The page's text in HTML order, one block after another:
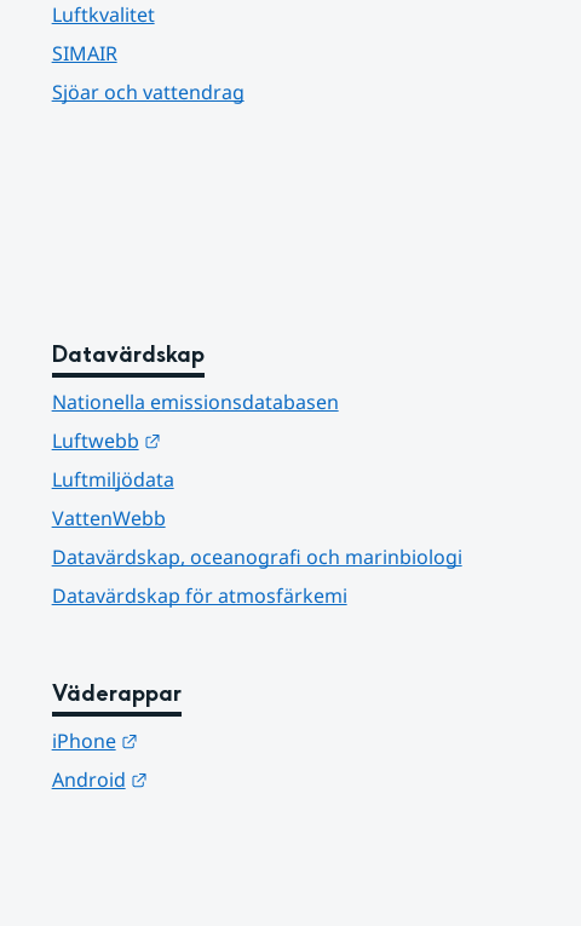
Luftkvalitet
SIMAIR
Sjöar och vattendrag
Datavärdskap
Nationella emissionsdatabasen
Luftwebb
Länk till annan webbplats.
Luftmiljödata
VattenWebb
Datavärdskap, oceanografi och marinbiologi
Datavärdskap för atmosfärkemi
Väderappar
iPhone
Länk till annan webbplats.
Android
Länk till annan webbplats.